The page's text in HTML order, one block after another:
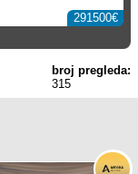
291500€
broj pregleda:
315